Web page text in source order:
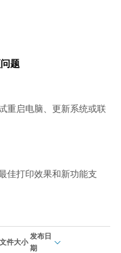
题
重启电脑、更新系统或联
佳打印效果和新功能支
文件大小
发布日
期